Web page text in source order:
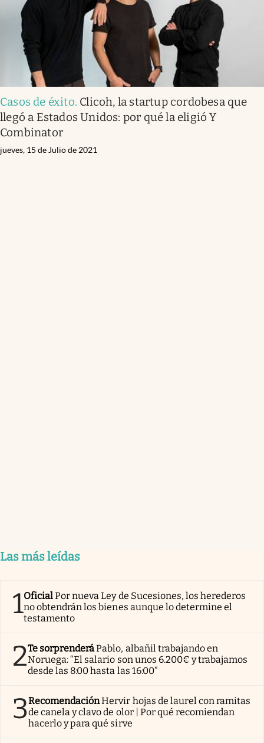
Casos de éxito. Clicoh, la startup cordobesa que
llegó a Estados Unidos: por qué la eligió Y
Combinator
jueves, 15 de Julio de 2021
Las más leídas
1OficialPor nueva Ley de Sucesiones, los herederos
no obtendrán los bienes aunque lo determine el
testamento
2Te sorprenderáPablo, albañil trabajando en
Noruega: “El salario son unos 6.200€ y trabajamos
desde las 8:00 hasta las 16:00”
3RecomendaciónHervir hojas de laurel con ramitas
de canela y clavo de olor | Por qué recomiendan
hacerlo y para qué sirve